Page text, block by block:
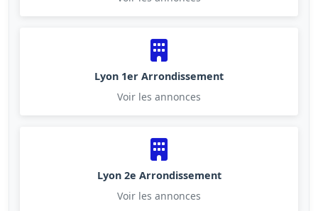
Lyon 1er Arrondissement
Voir les annonces
Lyon 2e Arrondissement
Voir les annonces